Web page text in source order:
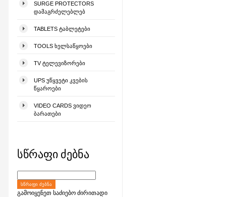
SURGE PROTECTORS
ᲓᲐᲛᲐᲒᲠᲫᲔᲚᲔᲑᲚᲔᲑ
TABLETS ᲢᲐᲑᲚᲔᲢᲔᲑᲘ
TOOLS ᲮᲔᲚᲡᲐᲬᲧᲝᲔᲑᲘ
TV ᲢᲔᲚᲔᲕᲘᲖᲝᲠᲔᲑᲘ
UPS ᲣᲬᲧᲕᲔᲢᲘ ᲙᲕᲔᲑᲘᲡ
ᲬᲧᲐᲠᲝᲔᲑᲘ
VIDEO CARDS ᲕᲘᲓᲔᲝ
ᲑᲐᲠᲐᲗᲔᲑᲘ
სწრაფი ძებნა
ᲡᲬᲠᲐᲤᲘ ᲫᲔᲑᲜᲐ
გამოიყენეთ საძიებო ძირითადი